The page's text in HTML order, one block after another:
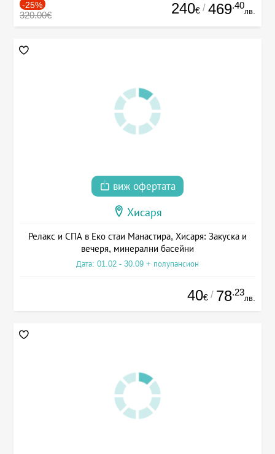
-25%
320.00€ 240€ / 469.40
лв.
виж офертата
Хисаря
Релакс и СПА в Еко стаи Манастира, Хисаря: Закуска и
вечеря, минерални басейни
Дата: 01.02 - 30.09 + полупансион
40€ / 78.23
лв.